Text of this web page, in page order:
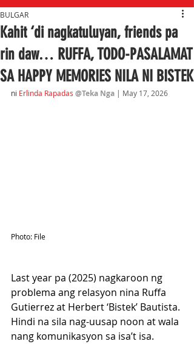
Kahit ‘di nagkatuluyan, friends pa
rin daw… RUFFA, TODO-PASALAMAT
SA HAPPY MEMORIES NILA NI BISTEK
BULGAR
ni Erlinda Rapadas @Teka Nga | May 17, 2026
Photo: File
Last year pa (2025) nagkaroon ng
problema ang relasyon nina Ruffa
Gutierrez at Herbert ‘Bistek’ Bautista.
Hindi na sila nag-uusap noon at wala
nang komunikasyon sa isa’t isa.